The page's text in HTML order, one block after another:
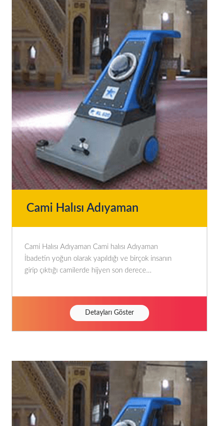
Cami Halısı Adıyaman
Cami Halısı Adıyaman Cami halısı Adıyaman
İbadetin yoğun olarak yapıldığı ve birçok insanın
girip çıktığı camilerde hijyen son derece
Detayları Göster